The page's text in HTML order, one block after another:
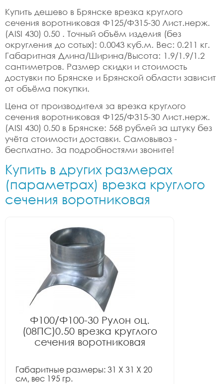
Купить дешево в Брянске врезка круглого
сечения воротниковая Ф125/Ф315-30 Лист.нерж.
(AISI 430) 0.50 . Точный объём изделия (без
округления до сотых): 0.0043 куб.м. Вес: 0.211 кг.
Габаритная Длина/Ширина/Высота: 1.9/1.9/1.2
сантиметров. Размер скидки и стоимость
достувки по Брянске и Брянской области зависит
от объёма покупки.
Цена от производителя за врезка круглого
сечения воротниковая Ф125/Ф315-30 Лист.нерж.
(AISI 430) 0.50 в Брянске: 568 рублей за штуку без
учёта стоимости доставки. Самовывоз -
бесплатно. За подробностями звоните!
Купить в других размерах
(параметрах) врезка круглого
сечения воротниковая
Ф100/Ф100-30 Рулон оц.
(08ПС)0.50 врезка круглого
сечения воротниковая
Габаритные размеры: 31 X 31 X 20
см, вес 195 гр.